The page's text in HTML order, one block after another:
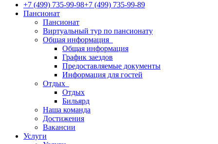
+7 (499) 735-99-98+7 (499) 735-99-89
Пансионат
Пансионат
Виртуальный тур по пансионату
Общая информация
Общая информация
График заездов
Предоставляемые документы
Информация для гостей
Отдых
Отдых
Бильярд
Наша команда
Достижения
Вакансии
Услуги